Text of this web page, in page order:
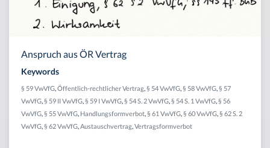
Anspruch aus ÖR Vertrag
Keywords
§ 59 VwVfG Öffentlich-rechtlicher Vertrag § 54 VwVfG § 58 VwVfG § 57
VwVfG § 59 II VwVfG § 59 I VwVfG § 54 S. 2 VwVfG § 54 S. 1 VwVfG § 56
VwVfG § 55 VwVfG Handlungsformverbot § 61 VwVfG § 60 VwVfG § 62 S. 2
VwVfG § 62 VwVfG Austauschvertrag Vertragsformverbot